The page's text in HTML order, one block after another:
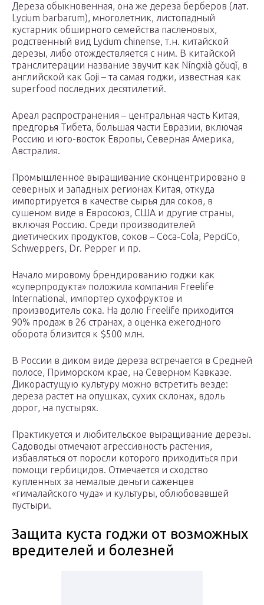
Дереза обыкновенная, она же дереза берберов (лат.
Lycium barbarum), многолетник, листопадный
кустарник обширного семейства пасленовых,
родственный вид Lycium chinense, т.н. китайской
дерезы, либо отождествляется с ним. В китайской
транслитерации название звучит как Níngxià gǒuqǐ, в
английской как Goji – та самая годжи, известная как
superfood последних десятилетий.
Ареал распространения – центральная часть Китая,
предгорья Тибета, большая части Евразии, включая
Россию и юго-восток Европы, Северная Америка,
Австралия.
Промышленное выращивание сконцентрировано в
северных и западных регионах Китая, откуда
импортируется в качестве сырья для соков, в
сушеном виде в Евросоюз, США и другие страны,
включая Россию. Среди производителей
диетических продуктов, соков – Coca-Cola, PepciCo,
Schweppers, Dr. Pepper и пр.
Начало мировому брендированию годжи как
«суперпродукта» положила компания Freelife
International, импортер сухофруктов и
производитель сока. На долю Freelife приходится
90% продаж в 26 странах, а оценка ежегодного
оборота близится к $500 млн.
В России в диком виде дереза встречается в Средней
полосе, Приморском крае, на Северном Кавказе.
Дикорастущую культуру можно встретить везде:
дереза растет на опушках, сухих склонах, вдоль
дорог, на пустырях.
Практикуется и любительское выращивание дерезы.
Садоводы отмечают агрессивность растения,
избавляться от поросли которого приходиться при
помощи гербицидов. Отмечается и сходство
купленных за немалые деньги саженцев
«гималайского чуда» и культуры, облюбовавшей
пустыри.
Защита куста годжи от возможных
вредителей и болезней